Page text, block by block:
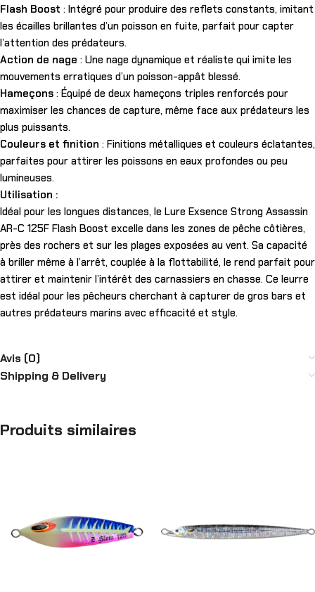
Flash Boost : Intégré pour produire des reflets constants, imitant
les écailles brillantes d’un poisson en fuite, parfait pour capter
l’attention des prédateurs.
Action de nage : Une nage dynamique et réaliste qui imite les
mouvements erratiques d’un poisson-appât blessé.
Hameçons : Équipé de deux hameçons triples renforcés pour
maximiser les chances de capture, même face aux prédateurs les
plus puissants.
Couleurs et finition : Finitions métalliques et couleurs éclatantes,
parfaites pour attirer les poissons en eaux profondes ou peu
lumineuses.
Utilisation :
Idéal pour les longues distances, le Lure Exsence Strong Assassin
AR-C 125F Flash Boost excelle dans les zones de pêche côtières,
près des rochers et sur les plages exposées au vent. Sa capacité
à briller même à l’arrêt, couplée à la flottabilité, le rend parfait pour
attirer et maintenir l’intérêt des carnassiers en chasse. Ce leurre
est idéal pour les pêcheurs cherchant à capturer de gros bars et
autres prédateurs marins avec efficacité et style.
Avis (0)
Shipping & Delivery
Produits similaires